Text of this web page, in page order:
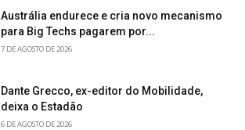
Austrália endurece e cria novo mecanismo
para Big Techs pagarem por...
7 DE AGOSTO DE 2026
Dante Grecco, ex-editor do Mobilidade,
deixa o Estadão
6 DE AGOSTO DE 2026